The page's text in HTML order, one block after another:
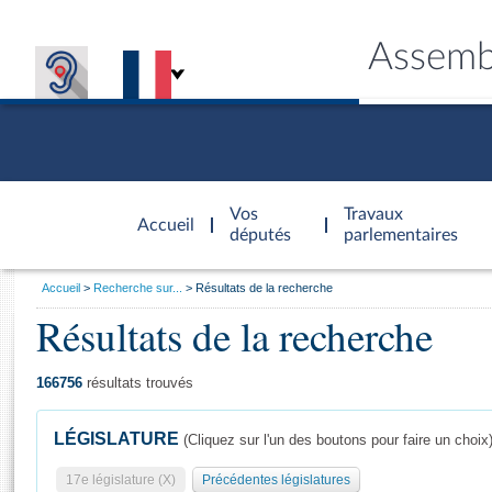
Accueil
d'accueil
Vos
députés
Travaux
parlementaires
Général
Vous
Accueil Recherche sur... Résultats de la recherche
Résultats de la recherche
166756 résultats trouvés
LÉGISLATURE (Cliquez sur l'un des boutons pour faire un choix)
17e législature (X) Précédentes législatures